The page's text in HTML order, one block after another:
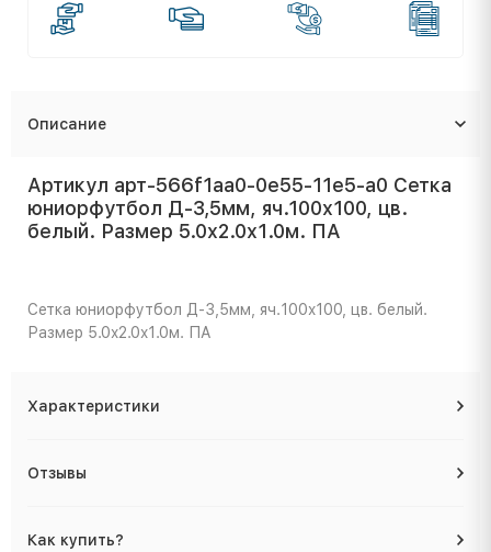
Описание
Артикул арт-566f1aa0-0e55-11e5-a0 Сетка
юниорфутбол Д-3,5мм, яч.100x100, цв.
белый. Размер 5.0x2.0x1.0м. ПА
Сетка юниорфутбол Д-3,5мм, яч.100x100, цв. белый.
Размер 5.0x2.0x1.0м. ПА
Характеристики
Отзывы
Как купить?